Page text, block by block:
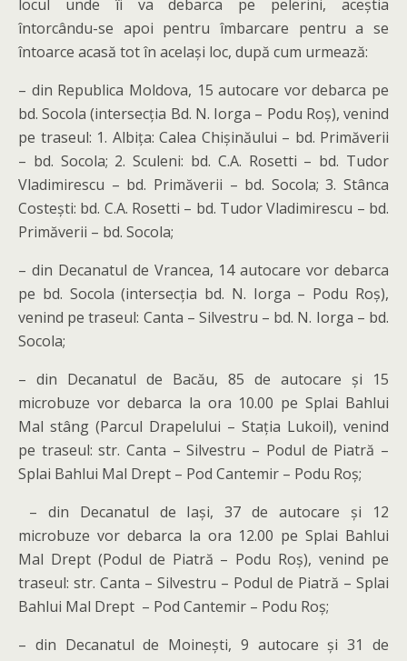
locul unde îi va debarca pe pelerini, aceștia
întorcându-se apoi pentru îmbarcare pentru a se
întoarce acasă tot în același loc, după cum urmează:
– din Republica Moldova, 15 autocare vor debarca pe
bd. Socola (intersecția Bd. N. Iorga – Podu Roș), venind
pe traseul: 1. Albița: Calea Chișinăului – bd. Primăverii
– bd. Socola; 2. Sculeni: bd. C.A. Rosetti – bd. Tudor
Vladimirescu – bd. Primăverii – bd. Socola; 3. Stânca
Costești: bd. C.A. Rosetti – bd. Tudor Vladimirescu – bd.
Primăverii – bd. Socola;
– din Decanatul de Vrancea, 14 autocare vor debarca
pe bd. Socola (intersecția bd. N. Iorga – Podu Roș),
venind pe traseul: Canta – Silvestru – bd. N. Iorga – bd.
Socola;
– din Decanatul de Bacău, 85 de autocare și 15
microbuze vor debarca la ora 10.00 pe Splai Bahlui
Mal stâng (Parcul Drapelului – Stația Lukoil), venind
pe traseul: str. Canta – Silvestru – Podul de Piatră –
Splai Bahlui Mal Drept – Pod Cantemir – Podu Roș;
– din Decanatul de Iași, 37 de autocare și 12
microbuze vor debarca la ora 12.00 pe Splai Bahlui
Mal Drept (Podul de Piatră – Podu Roș), venind pe
traseul: str. Canta – Silvestru – Podul de Piatră – Splai
Bahlui Mal Drept – Pod Cantemir – Podu Roș;
– din Decanatul de Moinești, 9 autocare și 31 de